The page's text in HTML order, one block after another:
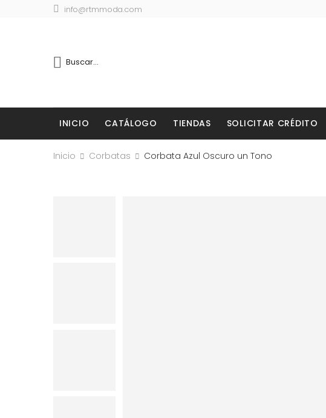
info@rtmmoda.com
INICIO CATÁLOGO TIENDAS SOLICITAR CRÉDITO
Inicio Corbatas Corbata Azul Oscuro un Tono